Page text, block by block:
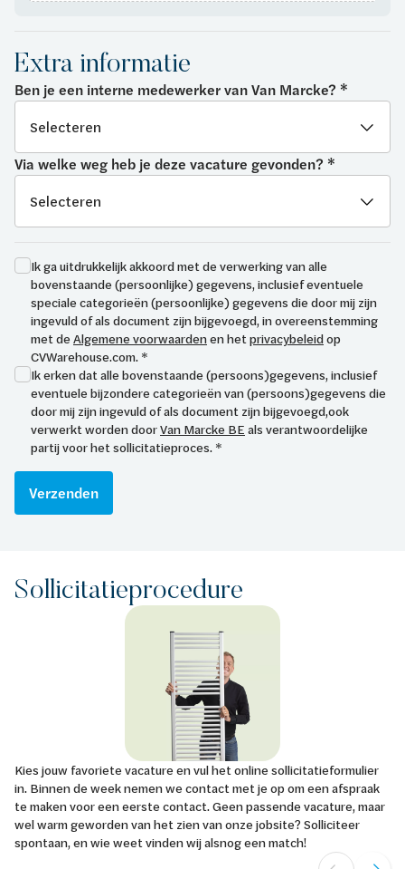
Extra informatie
Ben je een interne medewerker van Van Marcke? *
Via welke weg heb je deze vacature gevonden? *
Ik ga uitdrukkelijk akkoord met de verwerking van alle
bovenstaande (persoonlijke) gegevens, inclusief eventuele
speciale categorieën (persoonlijke) gegevens die door mij zijn
ingevuld of als document zijn bijgevoegd, in overeenstemming
met de Algemene voorwaardenen het privacybeleidop
CVWarehouse.com. *
Ik erken dat alle bovenstaande (persoons)gegevens, inclusief
eventuele bijzondere categorieën van (persoons)gegevens die
door mij zijn ingevuld of als document zijn bijgevoegd,ook
verwerkt worden doorVan Marcke BE als verantwoordelijke
partij voor het sollicitatieproces. *
Verzenden
Sollicitatieprocedure
Kies jouw favoriete vacature en vul het online sollicitatieformulier
in. Binnen de week nemen we contact met je op om een afspraak
te maken voor een eerste contact. Geen passende vacature, maar
wel warm geworden van het zien van onze jobsite? Solliciteer
spontaan, en wie weet vinden wij alsnog een match!